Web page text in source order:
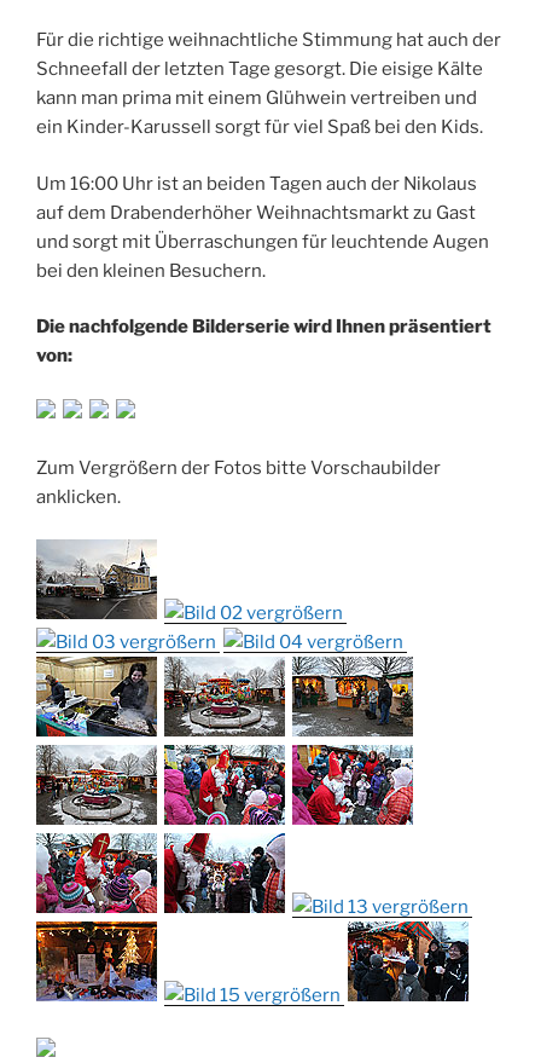
Für die richtige weihnachtliche Stimmung hat auch der
Schneefall der letzten Tage gesorgt. Die eisige Kälte
kann man prima mit einem Glühwein vertreiben und
ein Kinder-Karussell sorgt für viel Spaß bei den Kids.
Um 16:00 Uhr ist an beiden Tagen auch der Nikolaus
auf dem Drabenderhöher Weihnachtsmarkt zu Gast
und sorgt mit Überraschungen für leuchtende Augen
bei den kleinen Besuchern.
Die nachfolgende Bilderserie wird Ihnen präsentiert
von:
Zum Vergrößern der Fotos bitte Vorschaubilder
anklicken.